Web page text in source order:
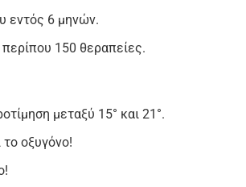
εντός 6 μηνών.
150 θεραπείες.
μεταξύ 15° και 21°.
οξυγόνο!